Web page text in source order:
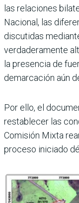
las relaciones
Nacional, las
discutidas
verdaderamente
la presencia de
demarcación aún
Por ello, el
restablecer las
Comisión Mixta
proceso iniciado